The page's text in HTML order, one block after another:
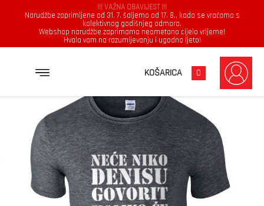
!!! VAŽNA OBAVIJEST !!!
Narudžbe zaprimljene od 31. 7. šaljemo od 17. 8., kada se vraćamo s
kolektivnog godišnjeg odmora.
Webshop narudžbe zaprimamo neometano cijelo vrijeme!
Hvala vam na razumijevanju i ugodno ljeto!
KOŠARICA 0
NEĆE NIKO DENISU GOVORIT KOLIKO ĆE DENIS POPIT